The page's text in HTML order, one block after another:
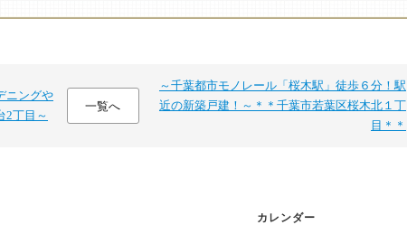
ニングや
2丁目～
一覧へ
～千葉都市モノレール「桜木駅」徒歩６分！駅
近の新築戸建！～＊＊千葉市若葉区桜木北１丁
目＊＊
カレンダー